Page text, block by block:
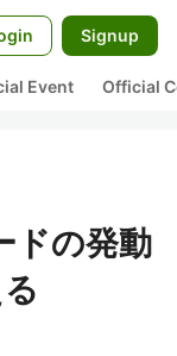
Signup
Event Official
ドの発動